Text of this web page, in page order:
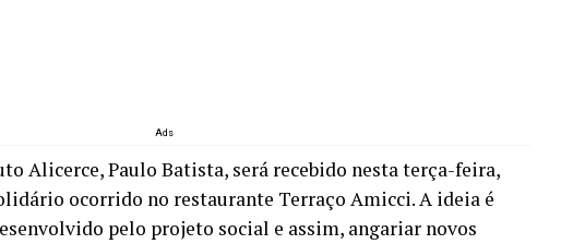
Ads
Alicerce, Paulo Batista, será recebido nesta terça-feira,
ocorrido no restaurante Terraço Amicci. A ideia é
pelo projeto social e assim, angariar novos